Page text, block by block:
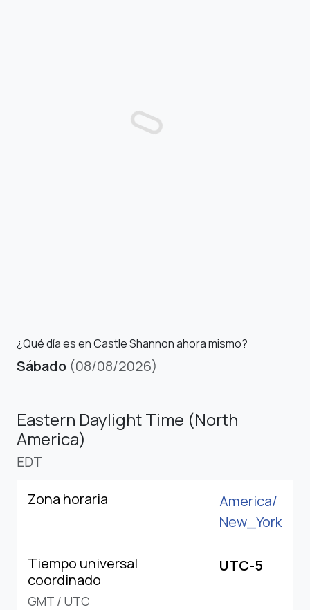
¿Qué día es en Castle Shannon ahora mismo?
Sábado (08/08/2026)
Eastern Daylight Time (North
America)
EDT
Zona horaria
America/
New_York
Tiempo universal
coordinado
GMT / UTC
UTC-5